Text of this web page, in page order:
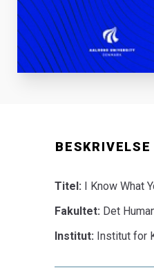
BESKRIVELSE
Titel: I Know What
Fakultet: Det
Institut: Institut for